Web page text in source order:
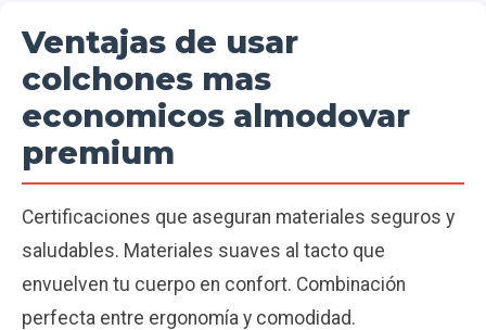
Ventajas de usar
colchones mas
economicos almodovar
premium
Certificaciones que aseguran materiales seguros y
saludables. Materiales suaves al tacto que
envuelven tu cuerpo en confort. Combinación
perfecta entre ergonomía y comodidad.